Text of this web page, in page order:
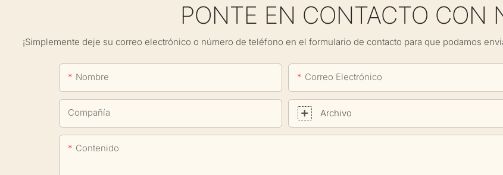
PONTE EN CONTACTO CON
¡Simplemente deje su correo electrónico o número de teléfono en el formulario de contacto para que podamos
Nombre Correo Electrónico
Compañía Archivo
Contenido